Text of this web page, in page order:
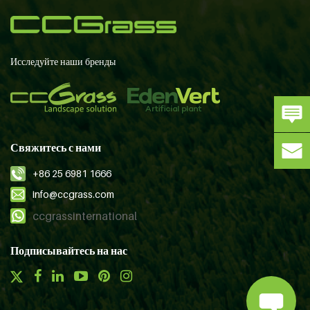
Исследуйте наши бренды
Свяжитесь с нами
+86 25 6981 1666
info@ccgrass.com
ccgrassinternational
Подписывайтесь на нас